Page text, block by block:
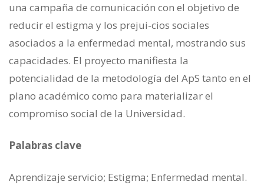
una campaña de comunicación con el objetivo de
reducir el estigma y los prejui-cios sociales
asociados a la enfermedad mental, mostrando sus
capacidades. El proyecto manifiesta la
potencialidad de la metodología del ApS tanto en el
plano académico como para materializar el
compromiso social de la Universidad.
Palabras clave
Aprendizaje servicio; Estigma; Enfermedad mental.